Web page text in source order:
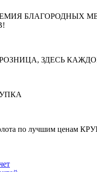
БЛАГОРОДНЫХ
ЗДЕСЬ
по лучшим ценам